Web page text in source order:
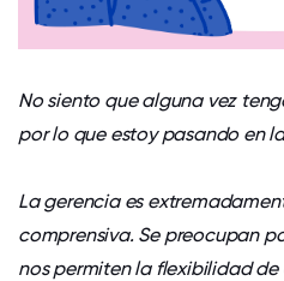
No siento que alguna vez
por lo que estoy pasando en
La gerencia es
comprensiva. Se preocupan
nos permiten la flexibilidad de